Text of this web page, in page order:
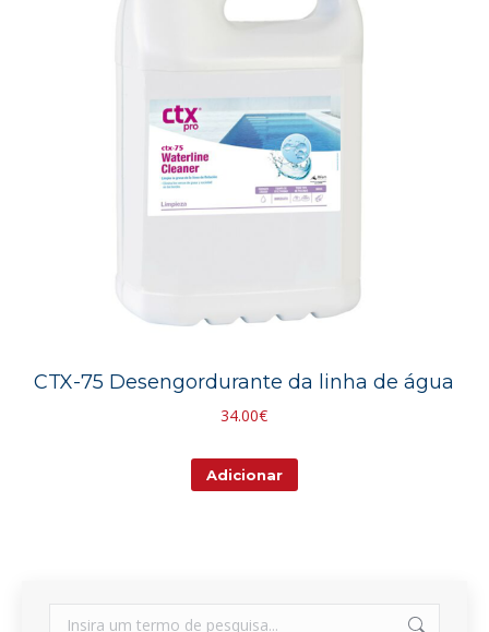
CTX-75 Desengordurante da linha de água
34.00€
Adicionar
Search: